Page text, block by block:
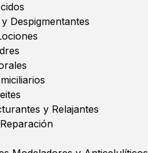
Despigmentantes
y Relajantes